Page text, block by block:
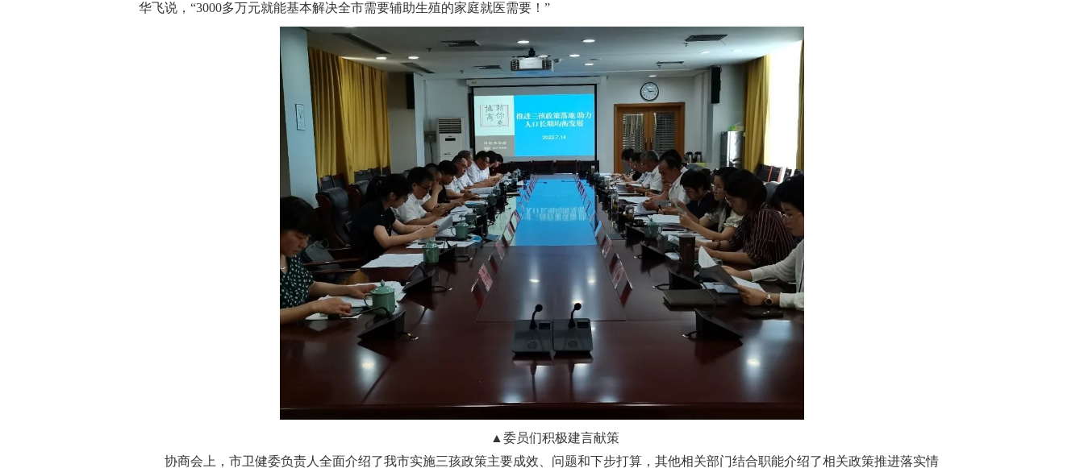
华飞说，“3000多万元就能基本解决全市需要辅助生殖的家庭就医需要！”
▲委员们积极建言献策
协商会上，市卫健委负责人全面介绍了我市实施三孩政策主要成效、问题和下步打算，其他相关部门结合职能介绍了相关政策推进落实情